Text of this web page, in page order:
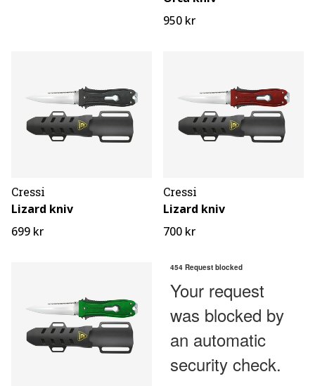
950 kr
Cressi
Lizard kniv
699 kr
Cressi
Lizard kniv
700 kr